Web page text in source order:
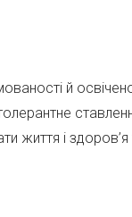
й
життя і